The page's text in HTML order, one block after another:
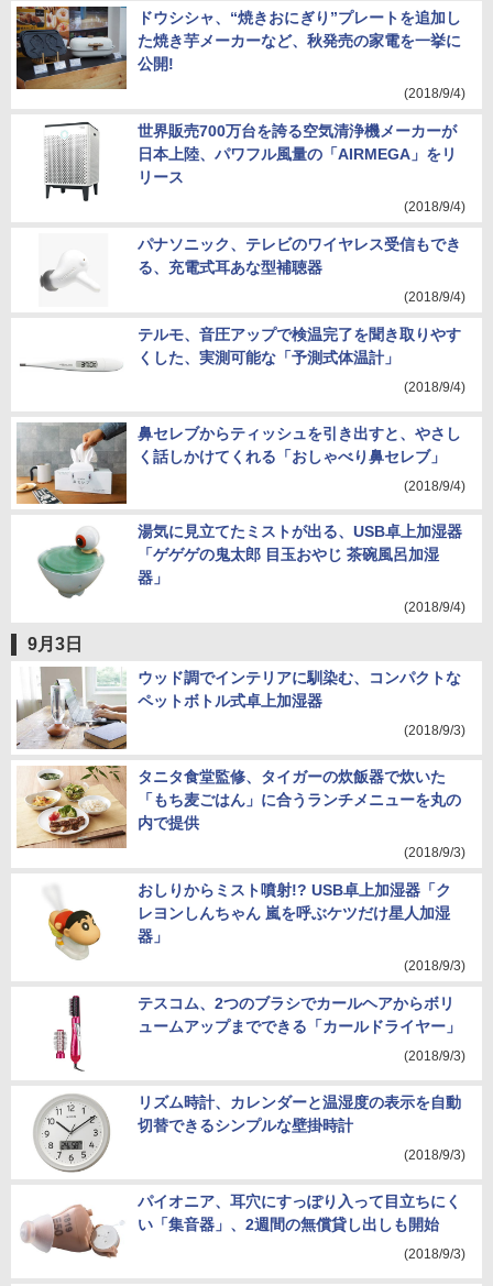
ドウシシャ、“焼きおにぎり”プレートを追加し
た焼き芋メーカーなど、秋発売の家電を一挙に
公開!
(2018/9/4)
世界販売700万台を誇る空気清浄機メーカーが
日本上陸、パワフル風量の「AIRMEGA」をリ
リース
(2018/9/4)
パナソニック、テレビのワイヤレス受信もでき
る、充電式耳あな型補聴器
(2018/9/4)
テルモ、音圧アップで検温完了を聞き取りやす
くした、実測可能な「予測式体温計」
(2018/9/4)
鼻セレブからティッシュを引き出すと、やさし
く話しかけてくれる「おしゃべり鼻セレブ」
(2018/9/4)
湯気に見立てたミストが出る、USB卓上加湿器
「ゲゲゲの⻤太郎 目玉おやじ 茶碗風呂加湿
器」
(2018/9/4)
9月3日
ウッド調でインテリアに馴染む、コンパクトな
ペットボトル式卓上加湿器
(2018/9/3)
タニタ食堂監修、タイガーの炊飯器で炊いた
「もち麦ごはん」に合うランチメニューを丸の
内で提供
(2018/9/3)
おしりからミスト噴射!? USB卓上加湿器「ク
レヨンしんちゃん 嵐を呼ぶケツだけ星人加湿
器」
(2018/9/3)
テスコム、2つのブラシでカールヘアからボリ
ュームアップまでできる「カールドライヤー」
(2018/9/3)
リズム時計、カレンダーと温湿度の表示を自動
切替できるシンプルな壁掛時計
(2018/9/3)
パイオニア、耳穴にすっぽり入って目立ちにく
い「集音器」、2週間の無償貸し出しも開始
(2018/9/3)